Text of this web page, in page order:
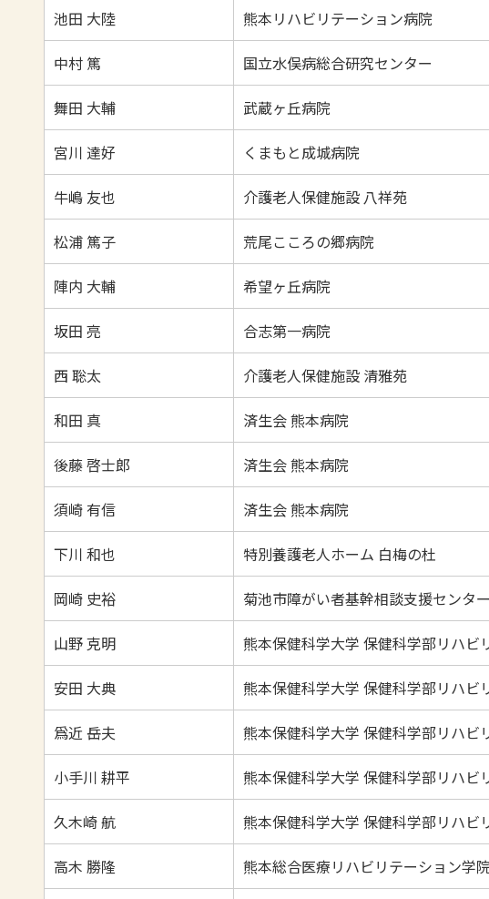
池田 大陸 熊本リハビリテーション病院
中村 篤 国立水俣病総合研究センター
舞田 大輔 武蔵ヶ丘病院
宮川 達好 くまもと成城病院
牛嶋 友也 介護老人保健施設 八祥苑
松浦 篤子 荒尾こころの郷病院
陣内 大輔 希望ヶ丘病院
坂田 亮 合志第一病院
西 聡太 介護老人保健施設 清雅苑
和田 真 済生会 熊本病院
後藤 啓士郎 済生会 熊本病院
須崎 有信 済生会 熊本病院
下川 和也 特別養護老人ホーム 白梅の杜
岡崎 史裕 菊池市障がい者基幹相談支援センタ
山野 克明 熊本保健科学大学 保健科学部リハ
安田 大典 熊本保健科学大学 保健科学部リハ
爲近 岳夫 熊本保健科学大学 保健科学部リハ
小手川 耕平 熊本保健科学大学 保健科学部リハ
久木崎 航 熊本保健科学大学 保健科学部リハ
高木 勝隆 熊本総合医療リハビリテーション学